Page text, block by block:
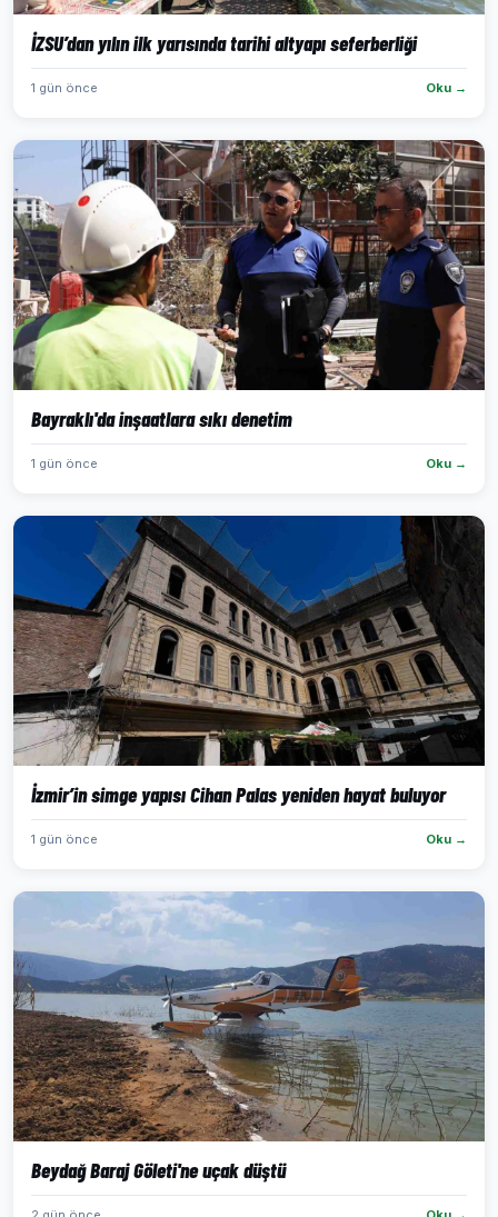
İZSU’dan yılın ilk yarısında tarihi altyapı seferberliği
1 gün önce Oku →
Bayraklı'da inşaatlara sıkı denetim
1 gün önce Oku →
İzmir’in simge yapısı Cihan Palas yeniden hayat buluyor
1 gün önce Oku →
Beydağ Baraj Göleti'ne uçak düştü